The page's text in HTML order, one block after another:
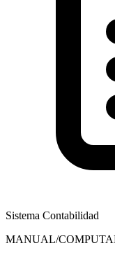
Sistema Contabilidad
MANUAL/